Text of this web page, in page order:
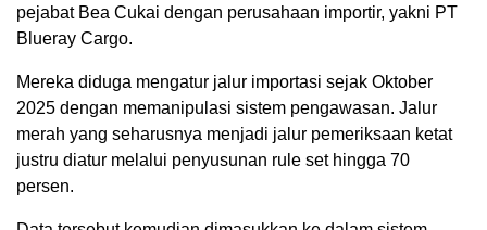
pejabat Bea Cukai dengan perusahaan importir, yakni PT
Blueray Cargo.
Mereka diduga mengatur jalur importasi sejak Oktober
2025 dengan memanipulasi sistem pengawasan. Jalur
merah yang seharusnya menjadi jalur pemeriksaan ketat
justru diatur melalui penyusunan rule set hingga 70
persen.